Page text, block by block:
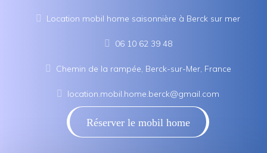
Location mobil home saisonnière à Berck sur mer
06 10 62 39 48
Chemin de la rampée, Berck-sur-Mer, France
location.mobil.home.berck@gmail.com
Réserver le mobil home